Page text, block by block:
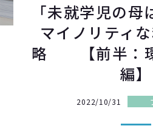
「未就学児の
マイノリティ
略 【前半：環
編】
2022/10/31